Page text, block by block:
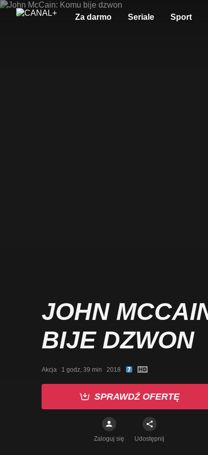
Za darmo Seriale Sport
JOHN
BIJE DZWON
Akcja   1 godz, 39 min   2018
SPRAWDŹ OFERTĘ
Zaloguj się Udostępnij